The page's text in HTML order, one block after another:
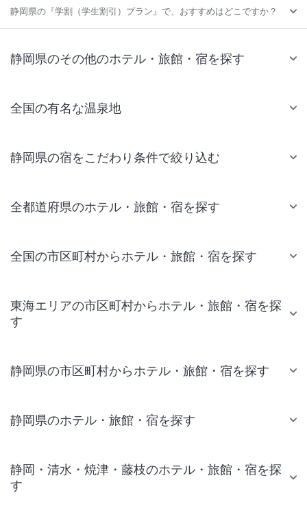
静岡県の『学割（学生割引）プラン』で、おすすめはどこですか？
静岡県のその他のホテル・旅館・宿を探す
全国の有名な温泉地
静岡県の宿をこだわり条件で絞り込む
全都道府県のホテル・旅館・宿を探す
全国の市区町村からホテル・旅館・宿を探す
東海エリアの市区町村からホテル・旅館・宿を探
す
静岡県の市区町村からホテル・旅館・宿を探す
静岡県のホテル・旅館・宿を探す
静岡・清水・焼津・藤枝のホテル・旅館・宿を探
す